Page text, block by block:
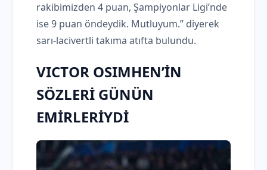
rakibimizden 4 puan, Şampiyonlar Ligi’nde
ise 9 puan öndeydik. Mutluyum.” diyerek
sarı-lacivertli takıma atıfta bulundu.
VICTOR OSIMHEN’İN
SÖZLERİ GÜNÜN
EMİRLERİYDİ